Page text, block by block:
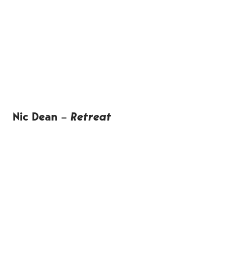
Nic Dean – Retreat